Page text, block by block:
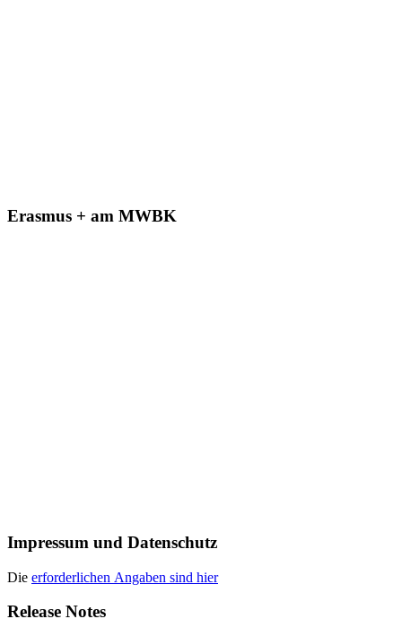
Erasmus + am MWBK
Impressum und Datenschutz
Die erforderlichen Angaben sind hier
Release Notes